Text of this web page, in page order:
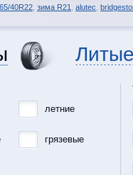
40R22 зима R21 alutec
летние
грязевые